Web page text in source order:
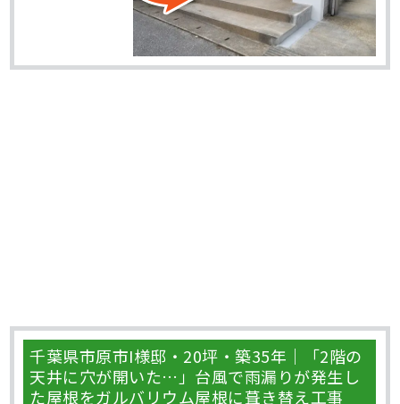
千葉県市原市I様邸・20坪・築35年｜「2階の
天井に穴が開いた…」台風で雨漏りが発生し
た屋根をガルバリウム屋根に葺き替え工事